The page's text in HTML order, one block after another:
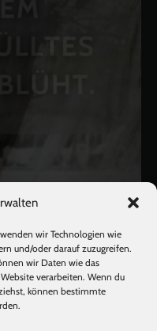
wir Technologien wie
und/oder darauf zuzugreifen.
wir Daten wie das
verarbeiten. Wenn du
können bestimmte
Instagram folgen